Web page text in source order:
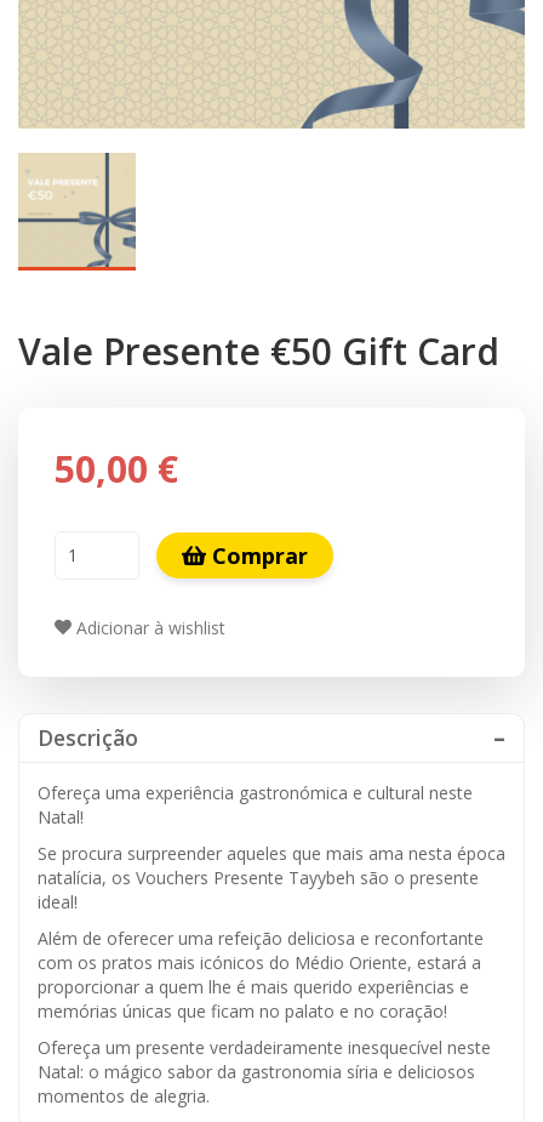
Vale Presente €50 Gift Card
50,00 €
Comprar
Adicionar à wishlist
Descrição
Ofereça uma experiência gastronómica e cultural neste
Natal!
Se procura surpreender aqueles que mais ama nesta época
natalícia, os Vouchers Presente Tayybeh são o presente
ideal!
Além de oferecer uma refeição deliciosa e reconfortante
com os pratos mais icónicos do Médio Oriente, estará a
proporcionar a quem lhe é mais querido experiências e
memórias únicas que ficam no palato e no coração!
Ofereça um presente verdadeiramente inesquecível neste
Natal: o mágico sabor da gastronomia síria e deliciosos
momentos de alegria.